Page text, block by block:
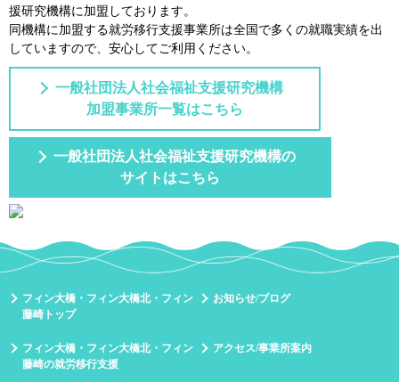
援研究機構に加盟しております。
同機構に加盟する就労移⾏⽀援事業所は全国で多くの就職実績を出
していますので、安⼼してご利⽤ください。
一般社団法人社会福祉支援研究機構
加盟事業所一覧はこちら
一般社団法人社会福祉支援研究機構の
サイトはこちら
フィン大橋・フィン大橋北・フィン
藤崎トップ
お知らせ/ブログ
フィン大橋・フィン大橋北・フィン
藤崎の就労移行支援
アクセス/事業所案内